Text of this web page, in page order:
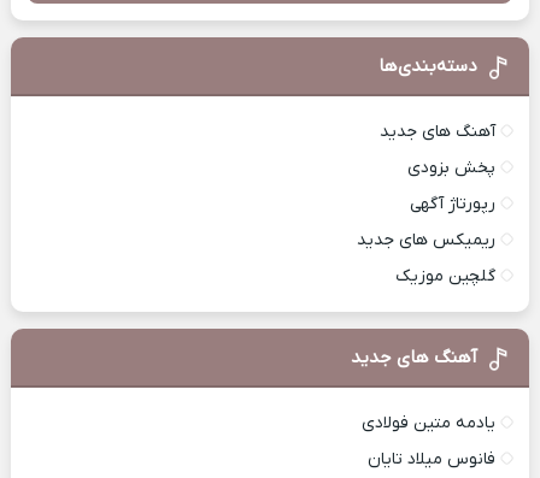
دسته‌بندی‌ها
آهنگ های جدید
پخش بزودی
رپورتاژ آگهی
ریمیکس های جدید
گلچین موزیک
آهنگ های جدید
یادمه متین فولادی
فانوس میلاد تایان